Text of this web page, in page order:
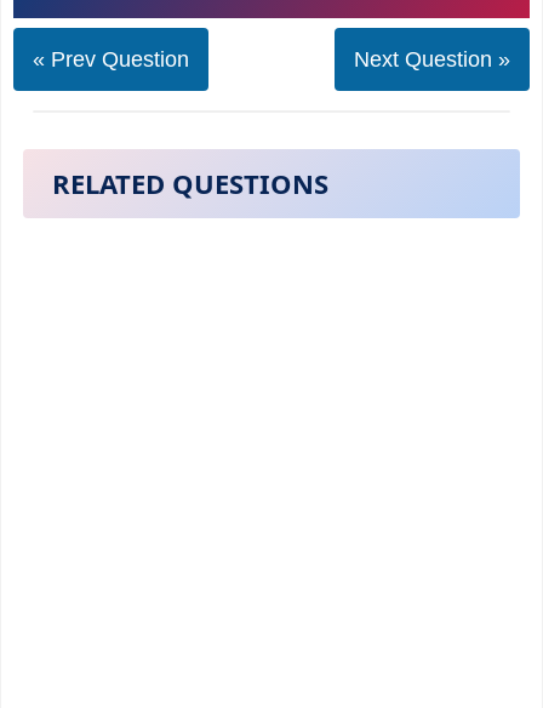
« Prev Question Next Question »
RELATED QUESTIONS